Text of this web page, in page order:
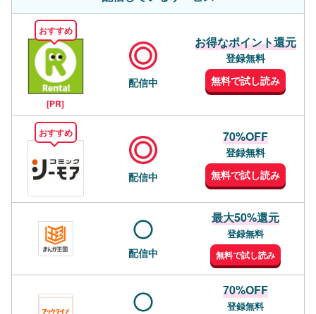
おすすめ
[PR]
配信中
お得なポイント還元
登録無料
無料で試し読み
おすすめ
配信中
70%OFF
登録無料
無料で試し読み
配信中
最大50%還元
登録無料
無料で試し読み
70%OFF
登録無料